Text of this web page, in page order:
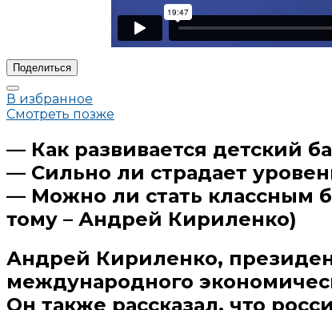
Поделиться
В избранное
Смотреть позже
— Как развивается детский
— Сильно ли страдает
— Можно ли стать классным
тому – Андрей Кириленко)
Андрей Кириленко,
международного
Он также рассказал, что